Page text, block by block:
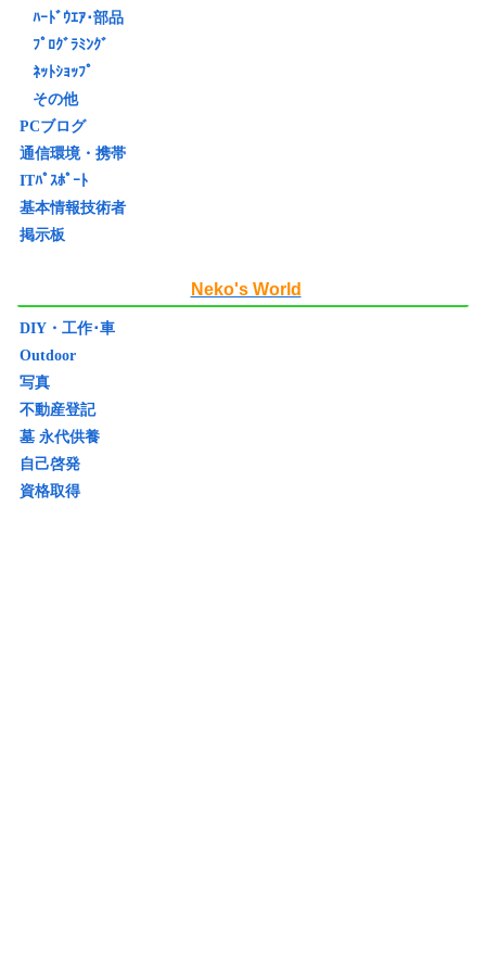
ﾊｰﾄﾞｳｴｱ･部品
ﾌﾟﾛｸﾞﾗﾐﾝｸﾞ
ﾈｯﾄｼｮｯﾌﾟ
その他
PCブログ
通信環境・携帯
ITﾊﾟｽﾎﾟｰﾄ
基本情報技術者
掲示板
Neko's World
DIY・工作･車
Outdoor
写真
不動産登記
墓 永代供養
自己啓発
資格取得